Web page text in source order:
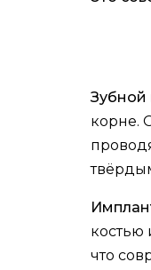
Зубной
корне.
костью
что